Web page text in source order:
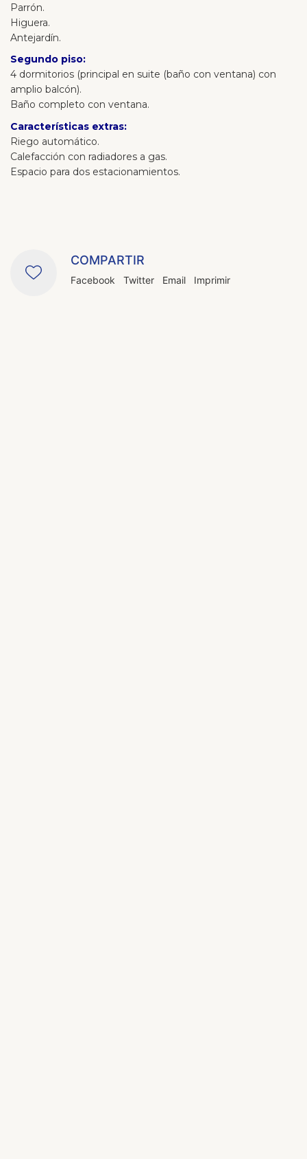
Parrón.
Higuera.
Antejardín.
Segundo piso:
4 dormitorios (principal en suite (baño con ventana) con
amplio balcón).
Baño completo con ventana.
Características extras:
Riego automático.
Calefacción con radiadores a gas.
Espacio para dos estacionamientos.
COMPARTIR
Facebook Twitter Email Imprimir